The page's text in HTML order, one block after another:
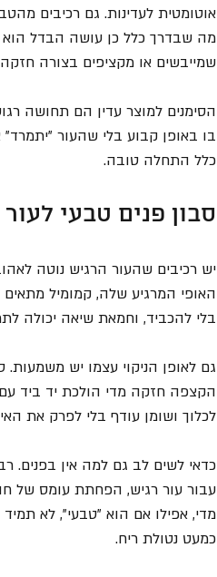
אוטומטית לעדינות. גם רכיבים
מה שבדרך כלל כן עושה הבדל הוא
שמייבשים או מקציפים בצורה
הסימנים למוצר עדין הם תחושה
בו באופן קבוע בלי שהעור
כלל התחלה טובה.
סבון פנים טבעי
יש רכיבים שהעור הרגיש נוטה
האופי המרגיע שלה, קמומיל
בלי להכביד, וחמאת שיאה יכולה
גם לאופן הניקוי עצמו יש
הקצפה חזקה מדי הולכת יד ביד עם
לכלוך ושומן עודף בלי לפרק את
עבור עור רגיש, הפחתת עומס של
מדי, אפילו אם הוא "טבעי", לא תמיד
כמעט נטולת ריח.